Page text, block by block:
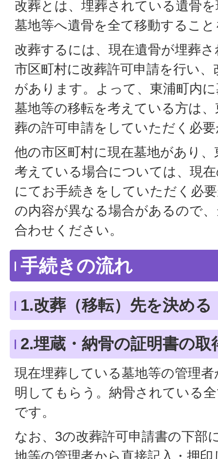
改葬とは、埋葬されている遺骨
墓地等へ遺骨を全て移動するこ
改葬するには、現在遺骨が埋葬
市区町村に改葬許可申請を行い
があります。よって、東浦町内
墓地等の移転を考えている方は
葬の許可申請をしていただく必
他の市区町村に現在墓地があり
考えている場合については、現
にてお手続きをしていただく必
の内容が異なる場合があるので
合わせください。
手続きの流れ
1.改葬（移転）先を決める
2.埋蔵・納骨の証明書の取
現在埋葬している墓地等の管理
明してもらう。納骨されている
です。
なお、3の改葬許可申請書の下部
地等の管理者から直接記入・押